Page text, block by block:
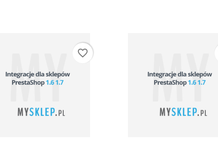
favorite_border